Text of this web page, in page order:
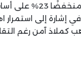
خلال نفس الفترة،
في إشارة إلى
كملاذ آمن رغم